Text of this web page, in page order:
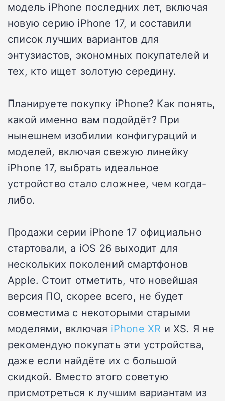
модель iPhone последних лет, включая
новую серию iPhone 17, и составили
список лучших вариантов для
энтузиастов, экономных покупателей и
тех, кто ищет золотую середину.
Планируете покупку iPhone? Как понять,
какой именно вам подойдёт? При
нынешнем изобилии конфигураций и
моделей, включая свежую линейку
iPhone 17, выбрать идеальное
устройство стало сложнее, чем когда-
либо.
Продажи серии iPhone 17 официально
стартовали, а iOS 26 выходит для
нескольких поколений смартфонов
Apple. Стоит отметить, что новейшая
версия ПО, скорее всего, не будет
совместима с некоторыми старыми
моделями, включая iPhone XR и XS. Я не
рекомендую покупать эти устройства,
даже если найдёте их с большой
скидкой. Вместо этого советую
присмотреться к лучшим вариантам из